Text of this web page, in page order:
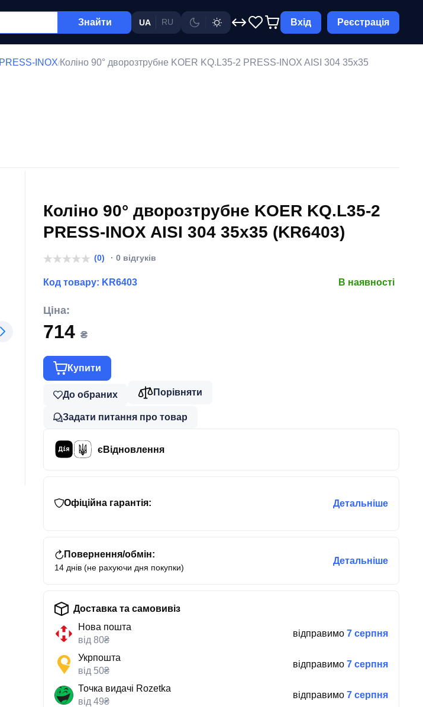
Знайти UA RU Вхід Реєстрація
PRESS-INOX/Коліно 90° дворозтрубне KOER KQ.L35-2 PRESS-INOX AISI 304 35x35
Коліно 90° дворозтрубне KOER KQ.L35-2
PRESS-INOX AISI 304 35x35 (KR6403)
(0) · 0 відгуків
Код товару: KR6403 В наявності
Ціна:
714 ₴
Купити
До обраних Порівняти
Задати питання про товар
єВідновлення
Офіційна гарантія: Детальніше
Повернення/обмін:
14 днів (не рахуючи дня покупки)
Детальніше
Доставка та самовивіз
Нова пошта
від 80₴
відправимо 7 серпня
Укрпошта
від 50₴
відправимо 7 серпня
Точка видачі Rozetka
від 49₴
відправимо 7 серпня